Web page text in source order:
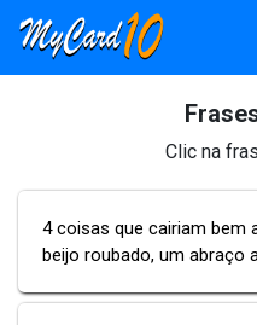
Clic na
4 coisas que cairiam bem
beijo roubado, um abraço